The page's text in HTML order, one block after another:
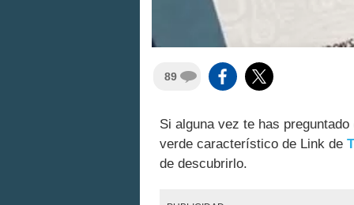
89
Si alguna vez te has
verde característico de Link de
de descubrirlo.